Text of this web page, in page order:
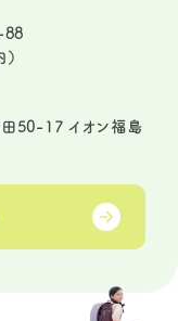
88
50-17 イオン福島